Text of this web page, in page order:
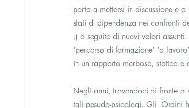
porta a mettersi in discussione e
stati di dipendenza nei confronti
.) a seguito di nuovi valori
‘percorso di formazione’ ‘o
in un rapporto morboso, statico e
Negli anni, trovandoci di fronte a
tali pesudo-psicologi. Gli  Ordini